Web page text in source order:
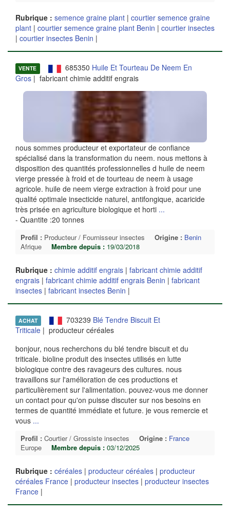
Rubrique : semence graine plant | courtier semence graine
plant | courtier semence graine plant Benin | courtier insectes
| courtier insectes Benin |
VENTE 685350 Huile Et Tourteau De Neem En
Gros | fabricant chimie additif engrais
nous sommes producteur et exportateur de confiance
spécialisé dans la transformation du neem. nous mettons à
disposition des quantités professionnelles d huile de neem
vierge pressée à froid et de tourteau de neem à usage
agricole. huile de neem vierge extraction à froid pour une
qualité optimale insecticide naturel, antifongique, acaricide
très prisée en agriculture biologique et horti ...
- Quantite :20 tonnes
Profil : Producteur / Fournisseur insectes Origine : Benin
Afrique
Membre depuis : 19/03/2018
Rubrique : chimie additif engrais | fabricant chimie additif
engrais | fabricant chimie additif engrais Benin | fabricant
insectes | fabricant insectes Benin |
ACHAT 703239 Blé Tendre Biscuit Et
Triticale | producteur céréales
bonjour, nous recherchons du blé tendre biscuit et du
triticale. bioline produit des insectes utilisés en lutte
biologique contre des ravageurs des cultures. nous
travaillons sur l'amélioration de ces productions et
particulièrement sur l'alimentation. pouvez-vous me donner
un contact pour qu'on puisse discuter sur nos besoins en
termes de quantité immédiate et future. je vous remercie et
vous ...
Profil : Courtier / Grossiste insectes Origine : France
Europe
Membre depuis : 03/12/2025
Rubrique : céréales | producteur céréales | producteur
céréales France | producteur insectes | producteur insectes
France |